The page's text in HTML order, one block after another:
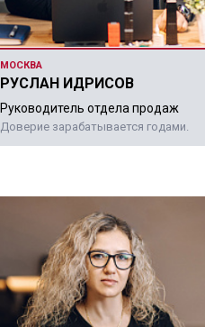
МОСКВА
РУСЛАН ИДРИСОВ
Руководитель отдела продаж
Доверие зарабатывается годами.